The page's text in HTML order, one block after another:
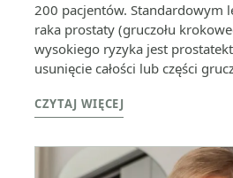
200 pacjentów. Standardowym
raka prostaty (gruczołu
wysokiego ryzyka jest
usunięcie całości lub części
CZYTAJ WIĘCEJ